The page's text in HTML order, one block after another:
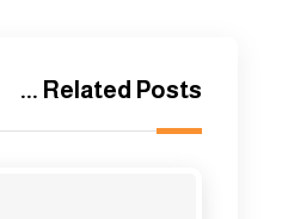
Related Posts ...